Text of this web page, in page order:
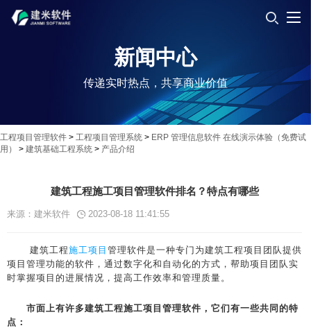
新闻中心
传递实时热点，共享商业价值
工程项目管理软件 > 工程项目管理系统 > ERP 管理信息软件 在线演示体验（免费试
用）
> 建筑基础工程系统 > 产品介绍
建筑工程施工项目管理软件排名？特点有哪些
来源：建米软件 2023-08-18 11:41:55
建筑工程施工项目 管理软件是一种专门为建筑工程项目团队提供
项目管理功能的软件，通过数字化和自动化的方式，帮助项目团队实
时掌握项目的进展情况，提高工作效率和管理质量。
市面上有许多建筑工程施工项目管理软件，它们有一些共同的特
点：